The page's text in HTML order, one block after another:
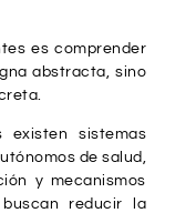
es comprender
abstracta, sino
existen sistemas
de salud,
y mecanismos
reducir la